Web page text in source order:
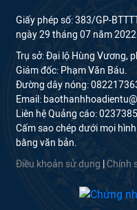
Giấy phép số: 383/GP-
ngày 29 tháng 07 năm
Trụ sở: Đại lộ Hùng Vương,
Giám đốc: Phạm Văn Báu.
Đường dây nóng:
Email:
Liên hệ Quảng cáo:
Cấm sao chép dưới mọi
bằng văn bản.
Điều khoản sử dụng Chính